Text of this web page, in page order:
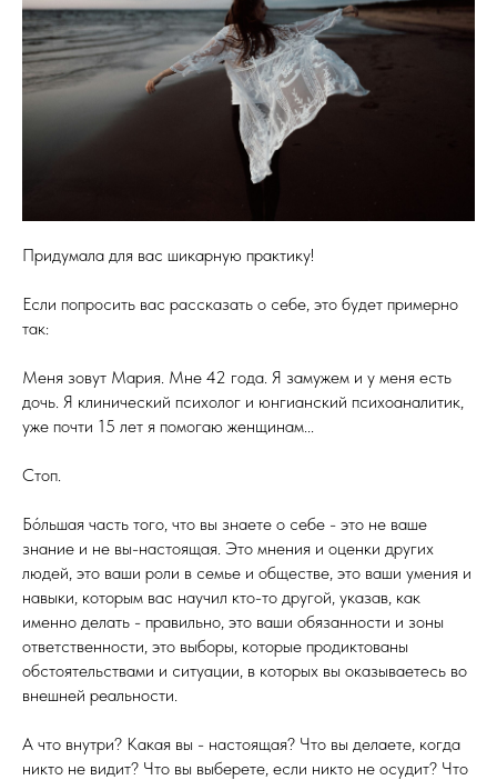
Придумала для вас шикарную практику!
Если попросить вас рассказать о себе, это будет примерно
так:
Меня зовут Мария. Мне 42 года. Я замужем и у меня есть
дочь. Я клинический психолог и юнгианский психоаналитик,
уже почти 15 лет я помогаю женщинам...
Стоп.
Бо́льшая часть того, что вы знаете о себе - это не ваше
знание и не вы-настоящая. Это мнения и оценки других
людей, это ваши роли в семье и обществе, это ваши умения и
навыки, которым вас научил кто-то другой, указав, как
именно делать - правильно, это ваши обязанности и зоны
ответственности, это выборы, которые продиктованы
обстоятельствами и ситуации, в которых вы оказываетесь во
внешней реальности.
А что внутри? Какая вы - настоящая? Что вы делаете, когда
никто не видит? Что вы выберете, если никто не осудит? Что